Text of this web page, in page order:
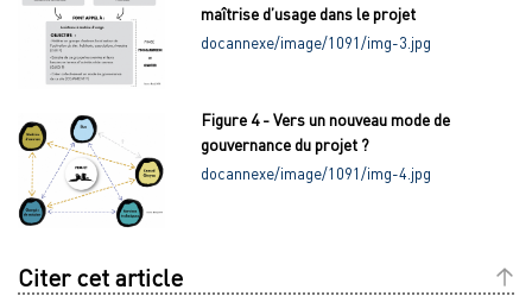
maîtrise d’usage dans le projet
docannexe/image/1091/img-3.jpg
Figure 4 - Vers un nouveau mode de
gouvernance du projet ?
docannexe/image/1091/img-4.jpg
Citer cet article